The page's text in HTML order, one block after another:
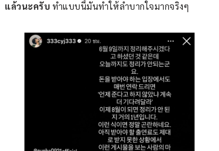
แล้วนะครับ ทำแบบนี้มันทำให้ลำบากใจมากจริงๆ